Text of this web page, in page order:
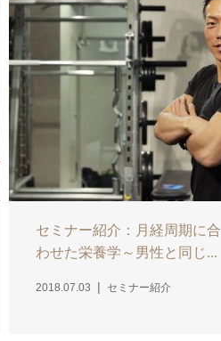
セミナー紹介：月経周期に合
わせた栄養学～男性と同じ...
2018.07.03 セミナー紹介